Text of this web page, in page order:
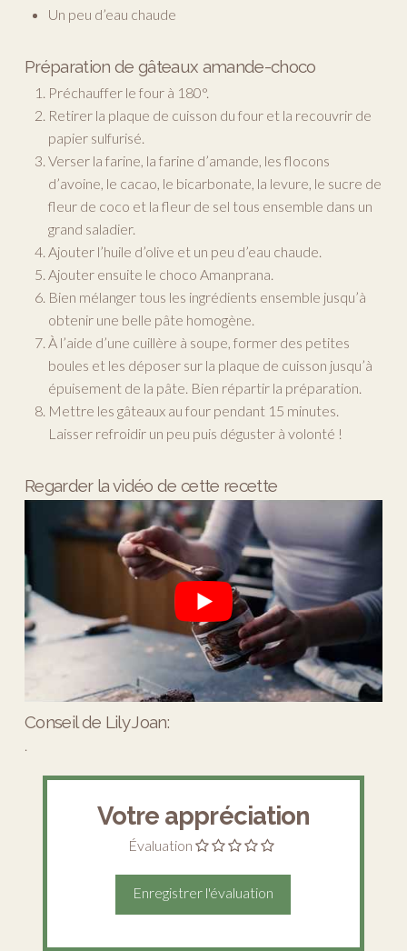
Un peu d’eau chaude
Préparation de gâteaux amande-choco
Préchauffer le four à 180°.
Retirer la plaque de cuisson du four et la recouvrir de
papier sulfurisé.
Verser la farine, la farine d’amande, les flocons
d’avoine, le cacao, le bicarbonate, la levure, le sucre de
fleur de coco et la fleur de sel tous ensemble dans un
grand saladier.
Ajouter l’huile d’olive et un peu d’eau chaude.
Ajouter ensuite le choco Amanprana.
Bien mélanger tous les ingrédients ensemble jusqu’à
obtenir une belle pâte homogène.
À l’aide d’une cuillère à soupe, former des petites
boules et les déposer sur la plaque de cuisson jusqu’à
épuisement de la pâte. Bien répartir la préparation.
Mettre les gâteaux au four pendant 15 minutes.
Laisser refroidir un peu puis déguster à volonté !
Regarder la vidéo de cette recette
Conseil de Lily Joan:
.
Votre appréciation
Évaluation